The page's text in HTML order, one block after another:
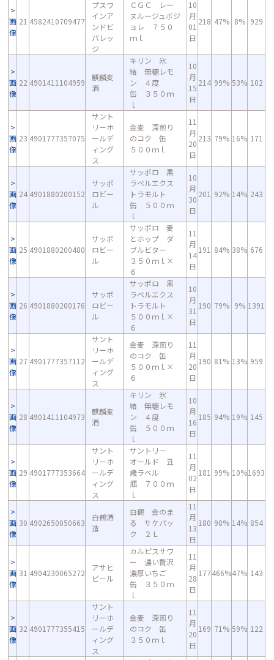
画
像
21 4582410709477
プスワ
インア
ンドビ
バレッ
ジ
ＣＧＣ レー
ヌルージュボジ
ョレ ７５０
ｍｌ
10
月
01
日
218 47% 8% 929
画
像
22 4901411104959
麒麟麦
酒
キリン 氷
結 無糖レモ
ン ４度
缶 ３５０ｍ
ｌ
10
月
15
日
214 99% 53% 102
画
像
23 4901777357075
サント
リーホ
ールデ
ィング
ス
金麦 深煎り
のコク 缶
５００ｍｌ
11
月
20
日
213 79% 16% 171
画
像
24 4901880200152
サッポ
ロビー
ル
サッポロ 黒
ラベルエクス
トラモルト
缶 ５００ｍ
ｌ
10
月
30
日
201 92% 14% 243
画
像
25 4901880200480
サッポ
ロビー
ル
サッポロ 麦
とホップ ダ
ブルビター
３５０ｍｌ×
６
11
月
14
日
191 84% 38% 676
画
像
26 4901880200176
サッポ
ロビー
ル
サッポロ 黒
ラベルエクス
トラモルト
５００ｍｌ×
６
10
月
31
日
190 79% 9% 1391
画
像
27 4901777357112
サント
リーホ
ールデ
ィング
ス
金麦 深煎り
のコク 缶
５００ｍｌ×
６
11
月
20
日
190 81% 13% 959
画
像
28 4901411104973
麒麟麦
酒
キリン 氷
結 無糖レモ
ン ４度
缶 ５００ｍ
ｌ
10
月
16
日
185 94% 19% 145
画
像
29 4901777353664
サント
リーホ
ールデ
ィング
ス
サントリー
オールド 丑
歳ラベル
瓶 ７００ｍ
ｌ
11
月
02
日
181 99% 10%1693
画
像
30 4902650050663
白鶴酒
造
白鶴 金のま
る サケパッ
ク ２Ｌ
11
月
13
日
180 98% 14% 854
画
像
31 4904230065272
アサヒ
ビール
カルピスサワ
ー 濃い贅沢
濃厚いちご
缶 ３５０ｍ
ｌ
11
月
28
日
177466%47% 143
画
像
32 4901777355415
サント
リーホ
ールデ
ィング
ス
金麦 深煎り
のコク 缶
３５０ｍｌ
11
月
20
日
169 71% 59% 122